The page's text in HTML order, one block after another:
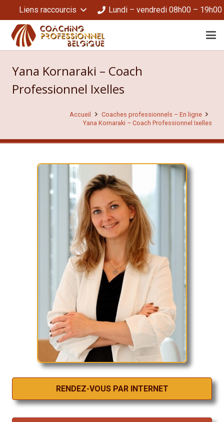
Liens raccourcis Lundi – vendredi 08h00 – 19h00
Yana Kornaraki – Coach
Professionnel Ixelles
Accueil
Coaches professionnels – En ligne
Yana Kornaraki – Coach Professionnel Ixelles
RENDEZ-VOUS PAR INTERNET